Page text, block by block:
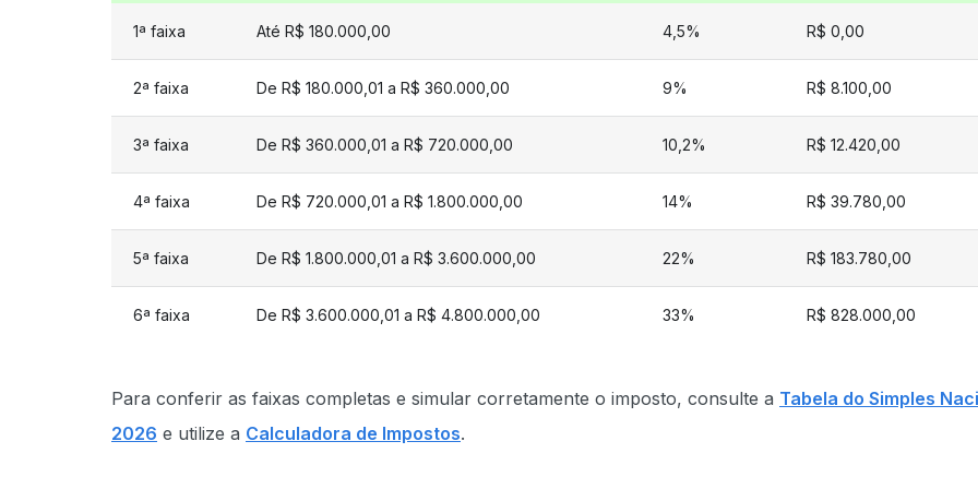
1ª faixa Até R$ 180.000,00 4,5% R$ 0,00
2ª faixa De R$ 180.000,01 a R$ 360.000,00 9% R$ 8.100,00
3ª faixa De R$ 360.000,01 a R$ 720.000,00 10,2% R$ 12.420,00
4ª faixa De R$ 720.000,01 a R$ 1.800.000,00 14% R$ 39.780,00
5ª faixa De R$ 1.800.000,01 a R$ 3.600.000,00 22% R$ 183.780,00
6ª faixa De R$ 3.600.000,01 a R$ 4.800.000,00 33% R$ 828.000,00
Para conferir as faixas completas e simular corretamente o imposto, consulte a Tabela do Simples
2026 e utilize a Calculadora de Impostos.